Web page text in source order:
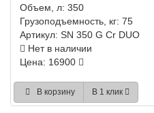
Объем, л: 350
Грузоподъемность, кг: 75
Артикул: SN 350 G Cr DUO
Нет в наличии
Цена: 16900
В корзину В 1 клик